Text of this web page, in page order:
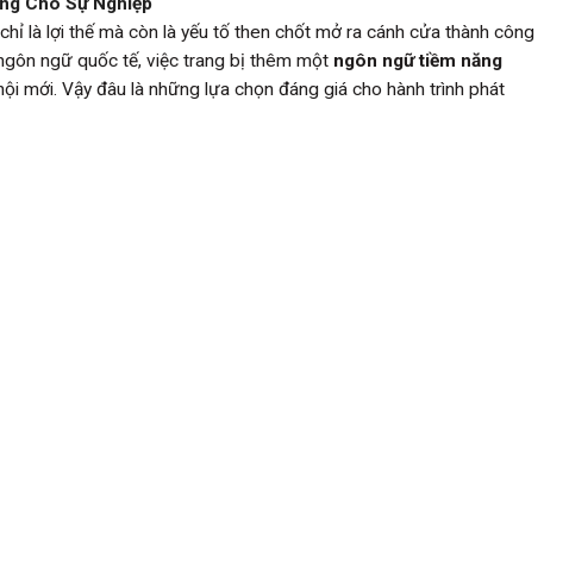
là lợi thế mà còn là yếu tố then chốt mở ra cánh cửa thành công
ngữ quốc tế, việc trang bị thêm một ngôn ngữ tiềm năng
mới. Vậy đâu là những lựa chọn đáng giá cho hành trình phát